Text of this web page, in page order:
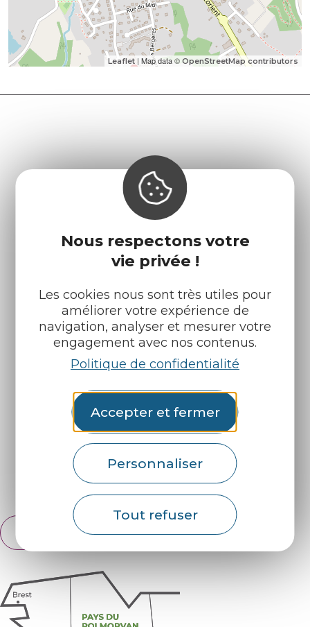
Nous respectons votre
vie privée !
Les cookies nous sont très utiles pour
améliorer votre expérience de
navigation, analyser et mesurer votre
engagement avec nos contenus.
Politique de confidentialité
Accepter et fermer
Personnaliser
Tout refuser
Leaflet | Map data © OpenStreetMap contributors
Infos pratiques
Nos accueils
Nos brochures
Météo
Retrouvez-nous sur :
Espace pro Partenaires
Français
English